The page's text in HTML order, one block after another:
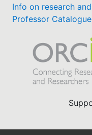
Info on research
Professor Catalogue